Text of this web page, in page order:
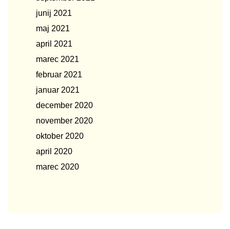
junij 2021
maj 2021
april 2021
marec 2021
februar 2021
januar 2021
december 2020
november 2020
oktober 2020
april 2020
marec 2020